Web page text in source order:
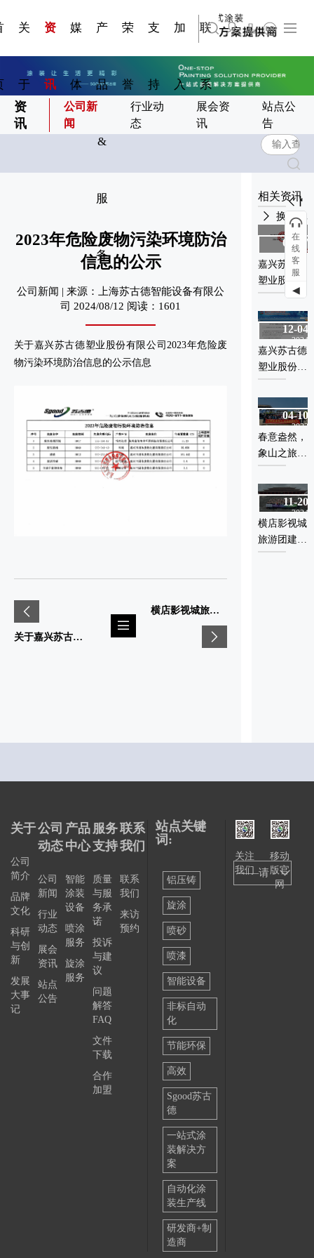
关
于
发展大事记
资
讯
媒
体
产
品
&
服
务
荣
誉
支
持
加
入
联
系
上海苏古德智能设备有限公司
English
资
讯
公司新
闻
行业动
态
展会资
讯
站点公
告
2023年危险废物污染环境防治
信息的公示
公司新闻 | 来源：上海苏古德智能设备有限公
司 2024/08/12 阅读：1601
关于嘉兴苏古德塑业股份有限公司2023年危险废
物污染环境防治信息的公示信息
关于嘉兴苏古德2023年温室气体核查报告
横店影视城旅游团建活动圆满落幕，团队凝聚力再上新台阶
相关资讯
2023年省级
批）拟立项
嘉兴苏古德
嘉兴苏古德
塑业股份有
限公司第一
新型中小企
01-07
2025
嘉兴苏古德
塑业股份有
限公司2024
社会责任报
告
12-04
2024
嘉兴苏古德
塑业股份有
限公司顺利
通过2024年
度嘉兴市企
业技术中心
认定
04-10
2023
春意盎然，
象山之旅
——公司春
季旅游活动
圆满成功
11-20
2024
横店影视城
旅游团建活
动圆满落
换一批
关于
公司
简介
品牌
文化
科研
与创
新
发展
大事
记
公司
动态
公司
新闻
行业
动态
展会
资讯
站点
公告
产品
中心
智能
涂装
设备
喷涂
服务
旋涂
服务
服务
支持
质量
与服
务承
诺
投诉
与建
议
问题
解答
FAQ
文件
下载
合作
加盟
联系
我们
联系
我们
来访
预约
站点关键
词:
铝压铸
旋涂
喷砂
喷漆
智能设备
非标自动
化
节能环保
高效
Sgood苏古
德
一站式涂
装解决方
案
自动化涂
装生产线
研发商+制
造商
关注
我们
移动
版官
网
——请
在
线
客
服
◀